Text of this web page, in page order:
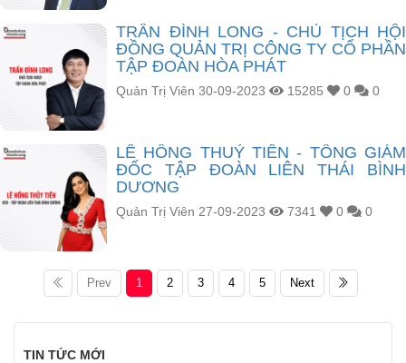
TRẦN ĐÌNH LONG - CHỦ TỊCH HỘI
ĐỒNG QUẢN TRỊ CÔNG TY CỔ PHẦN
TẬP ĐOÀN HÒA PHÁT
Quản Trị Viên 30-09-2023 15285 0 0
LÊ HỒNG THUỶ TIÊN - TỔNG GIÁM
ĐỐC TẬP ĐOÀN LIÊN THÁI BÌNH
DƯƠNG
Quản Trị Viên 27-09-2023 7341 0 0
Prev 1 2 3 4 5 Next
TIN TỨC MỚI